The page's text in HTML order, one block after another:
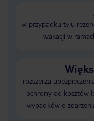
w przypadku tylu
wakacji w
rozszerza
ochrony od kosztów
wypadków o